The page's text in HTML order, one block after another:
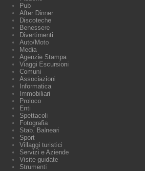
Pub
After Dinner
Discoteche
Benessere
Divertimenti
Auto/Moto
Media
Agenzie Stampa
Viaggi Escursioni
Comuni
Associazioni
Informatica
Immobiliari
Proloco
Enti
Spettacoli
Fotografia
Stab. Balneari
Sport
Villaggi turistici
Servizi e Aziende
Visite guidate
Strumenti